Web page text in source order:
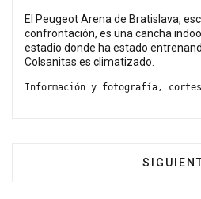
El Peugeot Arena de Bratislava,
confrontación, es una cancha
estadio donde ha estado
Colsanitas es climatizado.
Información y fotografía,